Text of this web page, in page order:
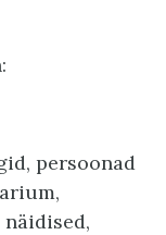
persoonad